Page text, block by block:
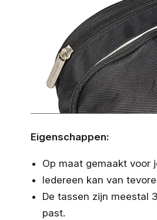
Eigenschappen:
Op maat gemaakt voor
Iedereen kan van
De tassen zijn meestal
past.